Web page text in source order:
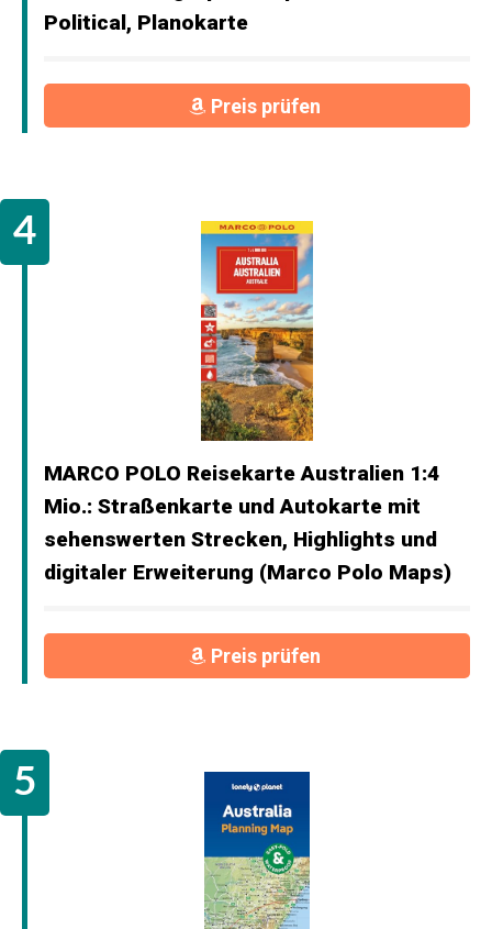
Political, Planokarte
Preis prüfen
MARCO POLO Reisekarte Australien 1:4
Mio.: Straßenkarte und Autokarte mit
sehenswerten Strecken, Highlights und
digitaler Erweiterung (Marco Polo Maps)
Preis prüfen